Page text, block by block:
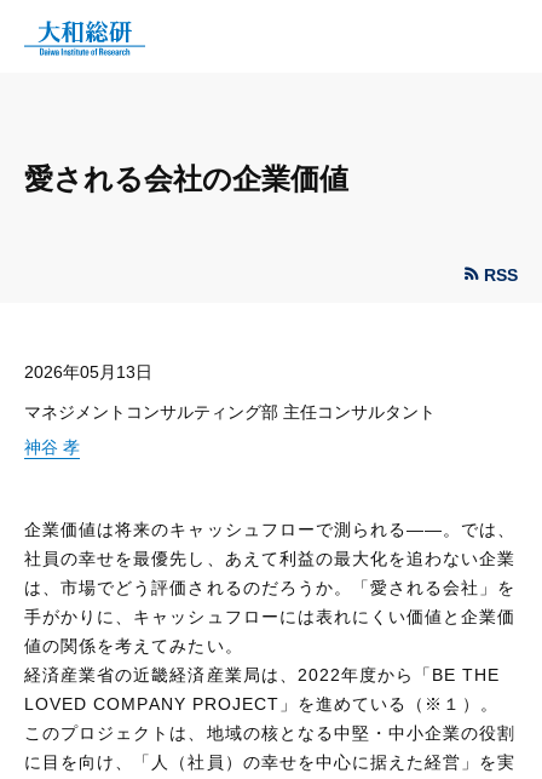
愛される会社の企業価値
RSS
2026年05月13日
マネジメントコンサルティング部 主任コンサルタント
神谷 孝
企業価値は将来のキャッシュフローで測られる——。では、
社員の幸せを最優先し、あえて利益の最大化を追わない企業
は、市場でどう評価されるのだろうか。「愛される会社」を
手がかりに、キャッシュフローには表れにくい価値と企業価
値の関係を考えてみたい。
経済産業省の近畿経済産業局は、2022年度から「BE THE
LOVED COMPANY PROJECT」を進めている（※１）。
このプロジェクトは、地域の核となる中堅・中小企業の役割
に目を向け、「人（社員）の幸せを中心に据えた経営」を実